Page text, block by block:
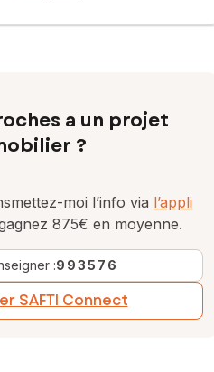
a un projet
?
moi l’info via l’appli
875€ en moyenne.
:993576
SAFTI Connect